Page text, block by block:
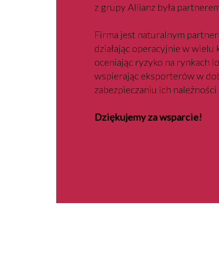
z grupy Allianz była
Firma jest naturalnym
działając operacyjnie w
oceniając ryzyko na rynkach
wspierając eksporterów w
zabezpieczaniu ich należności
Dziękujemy za wsparcie!